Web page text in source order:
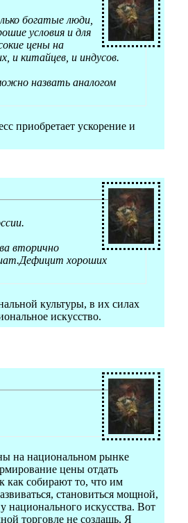
богатые люди,
условия и для
цены на
и китайцев, и индусов.
назвать аналогом
приобретает ускорение и
вторично
хороших
культуры, в их силах
искусство.
на национальном рынке
цены отдать
как собирают то, что им
становиться мощной,
национального искусства. Вот
торговле не создашь. Я